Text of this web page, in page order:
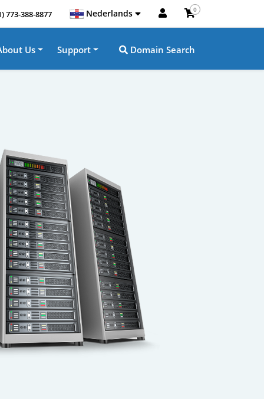
773-388-8877 Nederlands 0
Us Support Domain Search